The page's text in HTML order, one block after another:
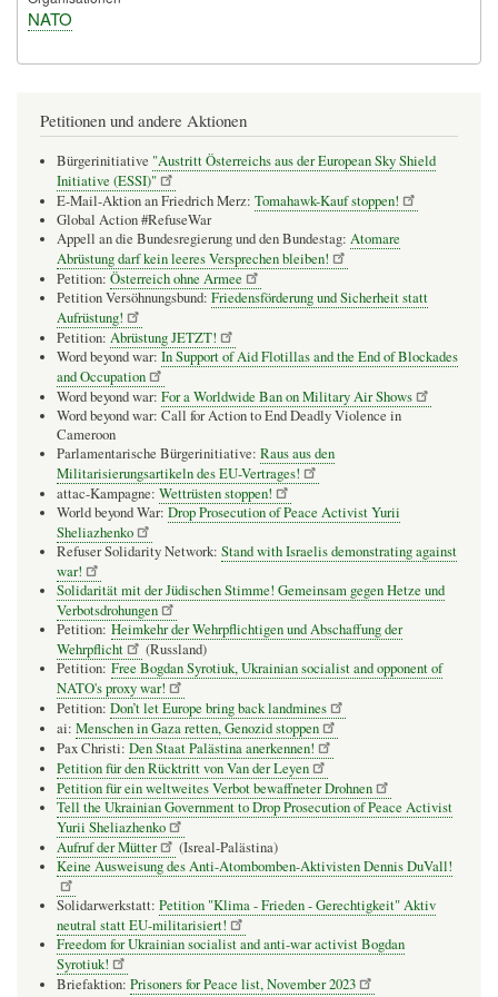
NATO
Petitionen und andere Aktionen
Bürgerinitiative "Austritt Österreichs aus der European Sky Shield
Initiative (ESSI)"
E-Mail-Aktion an Friedrich Merz: Tomahawk-Kauf stoppen!
Global Action #RefuseWar
Appell an die Bundesregierung und den Bundestag: Atomare
Abrüstung darf kein leeres Versprechen bleiben!
Petition: Österreich ohne Armee
Petition Versöhnungsbund: Friedensförderung und Sicherheit statt
Aufrüstung!
Petition: Abrüstung JETZT!
Word beyond war: In Support of Aid Flotillas and the End of Blockades
and Occupation
Word beyond war: For a Worldwide Ban on Military Air Shows
Word beyond war: Call for Action to End Deadly Violence in
Cameroon
Parlamentarische Bürgerinitiative: Raus aus den
Militarisierungsartikeln des EU-Vertrages!
attac-Kampagne: Wettrüsten stoppen!
World beyond War: Drop Prosecution of Peace Activist Yurii
Sheliazhenko
Refuser Solidarity Network: Stand with Israelis demonstrating against
war!
Solidarität mit der Jüdischen Stimme! Gemeinsam gegen Hetze und
Verbotsdrohungen
Petition: Heimkehr der Wehrpflichtigen und Abschaffung der
Wehrpflicht
(Russland)
Petition: Free Bogdan Syrotiuk, Ukrainian socialist and opponent of
NATO's proxy war!
Petition: Don’t let Europe bring back landmines
ai: Menschen in Gaza retten, Genozid stoppen
Pax Christi: Den Staat Palästina anerkennen!
Petition für den Rücktritt von Van der Leyen
Petition für ein weltweites Verbot bewaffneter Drohnen
Tell the Ukrainian Government to Drop Prosecution of Peace Activist
Yurii Sheliazhenko
Aufruf der Mütter
(Isreal-Palästina)
Keine Ausweisung des Anti-Atombomben-Aktivisten Dennis DuVall!
Solidarwerkstatt: Petition "Klima - Frieden - Gerechtigkeit" Aktiv
neutral statt EU-militarisiert!
Freedom for Ukrainian socialist and anti-war activist Bogdan
Syrotiuk!
Briefaktion: Prisoners for Peace list, November 2023